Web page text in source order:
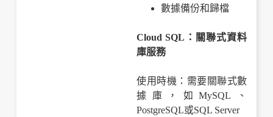
數據備份和歸檔
Cloud SQL：關聯式資料
庫服務
使用時機：需要關聯式數
據庫，如MySQL、
PostgreSQL或SQL Server